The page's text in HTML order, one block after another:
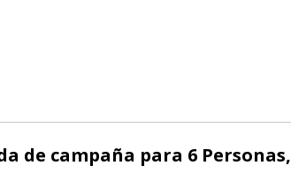
de campaña para 6